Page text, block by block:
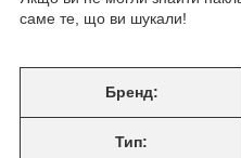
саме те, що ви шукали!
Бренд:
Тип: